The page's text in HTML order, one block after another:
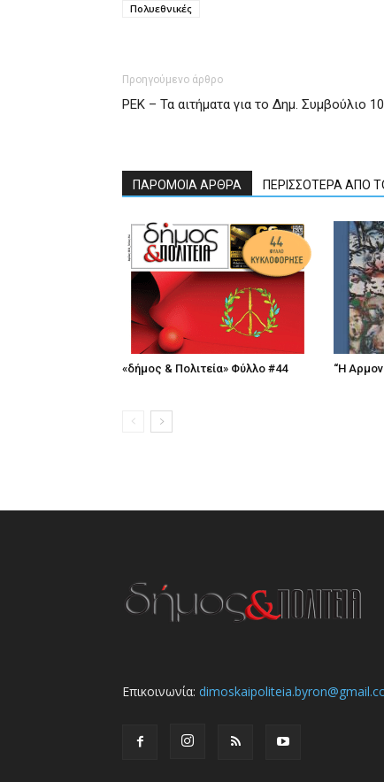
Πολυεθνικές
Προηγούμενο άρθρο
ΡΕΚ – Τα αιτήματα για το Δημ. Συμβούλιο
ΠΑΡΟΜΟΙΑ ΑΡΘΡΑ ΠΕΡΙΣΣΟΤΕΡΑ ΑΠΟ
«δήμος & Πολιτεία» Φύλλο #44 “Η
Επικοινωνία: